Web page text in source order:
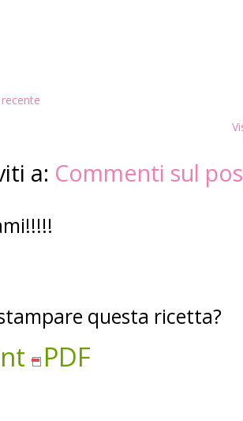
a: Commenti sul
questa ricetta?
PDF